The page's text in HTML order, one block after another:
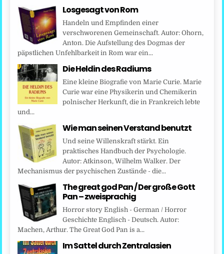
Losgesagt von Rom
Handeln und Empfinden einer
verschworenen Gemeinschaft. Autor: Ohorn,
Anton. Die Aufstellung des Dogmas der
päpstlichen Unfehlbarkeit in Rom war ein...
Die Heldin des Radiums
Eine kleine Biografie von Marie Curie. Marie
Curie war eine Physikerin und Chemikerin
polnischer Herkunft, die in Frankreich lebte
und...
Wie man seinen Verstand benutzt
Und seine Willenskraft stärkt. Ein
praktisches Handbuch der Psychologie.
Autor: Atkinson, Wilhelm Walker. Der
Mechanismus der psychischen Zustände - die...
The great god Pan / Der große Gott
Pan – zweisprachig
Horror story English - German / Horror
Geschichte Englisch - Deutsch. Autor:
Machen, Arthur. The Great God Pan is a...
Im Sattel durch Zentralasien